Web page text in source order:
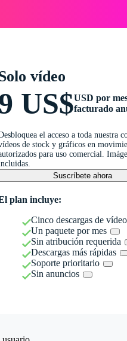
vídeo
US$USD por
facturado
el acceso a toda nuestra
de stock y gráficos en
para uso comercial.
Suscríbete ahora
plan incluye:
Cinco descargas de
Un paquete por mes
Sin atribución requerida
Descargas más rápidas
Soporte prioritario
Sin anuncios